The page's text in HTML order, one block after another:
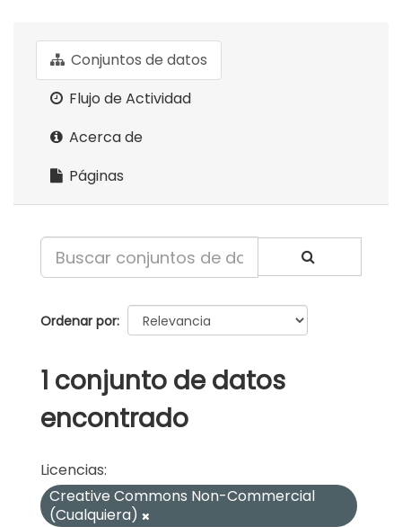
Conjuntos de datos
Flujo de Actividad
Acerca de
Páginas
Ordenar por
1 conjunto de datos
encontrado
Licencias:
Creative Commons Non-Commercial
(Cualquiera)